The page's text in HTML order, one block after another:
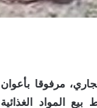
“20” بسوق الوردة بنديبان، صباح اليوم الاثنين 15 يونيو الجاري، مرفوقا بأعوان
المواد الغذائية